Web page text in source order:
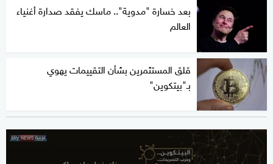
seconds
بعد خسارة "مدوية".. ماسك يفقد صدارة أغنياء
العالم
قلق المستثمرين بشأن التقييمات يهوي
بـ"بيتكوين"
0